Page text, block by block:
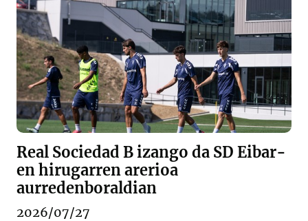
Real Sociedad B izango da SD Eibar-
en hirugarren arerioa
aurredenboraldian
2026/07/27